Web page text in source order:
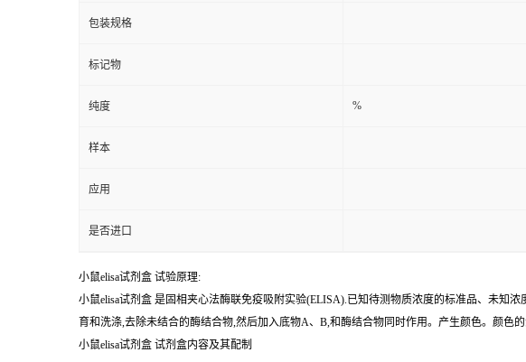
包装规格
标记物
纯度 %
样本
应用
是否进口
小鼠elisa试剂盒 试验原理:
小鼠elisa试剂盒 是固相夹心法酶联免疫吸附实验(ELISA).已知待测物质浓度的标准品、未知
育和洗涤,去除未结合的酶结合物,然后加入底物A、B,和酶结合物同时作用。产生颜色。颜色
小鼠elisa试剂盒 试剂盒内容及其配制